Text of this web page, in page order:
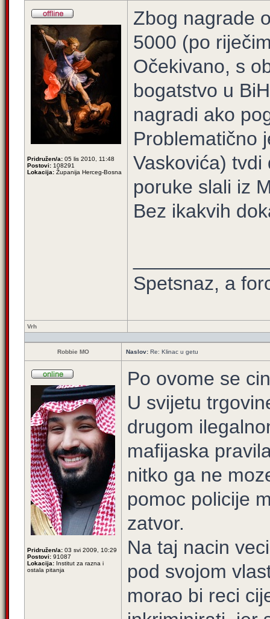
Pridružen/a: 05 lis 2010, 11:48
Postovi: 108291
Lokacija: Županija Herceg-Bosna
Zbog nagrade
5000 (po
Očekivano, s
bogatstvo u
nagradi ako
Problematično
Vaskovića)
poruke slali iz
Bez ikakvih
Spetsnaz, a
Vrh
Robbie MO Naslov: Re: Klinac u getu
Pridružen/a: 03 svi 2009, 10:29
Postovi: 91087
Lokacija: Institut za razna i
ostala pitanja
Po ovome se
U svijetu
drugom
mafijaska
nitko ga ne
pomoc policije
zatvor.
Na taj nacin
pod svojom
morao bi reci